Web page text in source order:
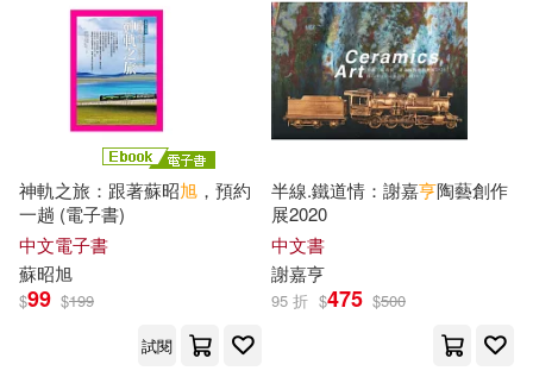
日高義樹(6) 旭丘光志(6)
旭律師(6) 曾國旭(6)
朴權熙(6) 李良旭(6)
杜昶旭(6) 林亨旭(6)
柳汀勳─攝影(6)
華東師範大學出版社(18)
財經錢線文化有限公司(18)
黃山書社(18)
中南大學出版社(17)
中國三峽出版社(17)
神軌之旅：跟著蘇昭旭 ，預約
一趟 (電子書)
中文電子書
蘇昭旭
$99 $199
試閱
半線.鐵道情：謝嘉亨陶藝創作
展2020
中文書
謝嘉亨
95 折 $475 $500